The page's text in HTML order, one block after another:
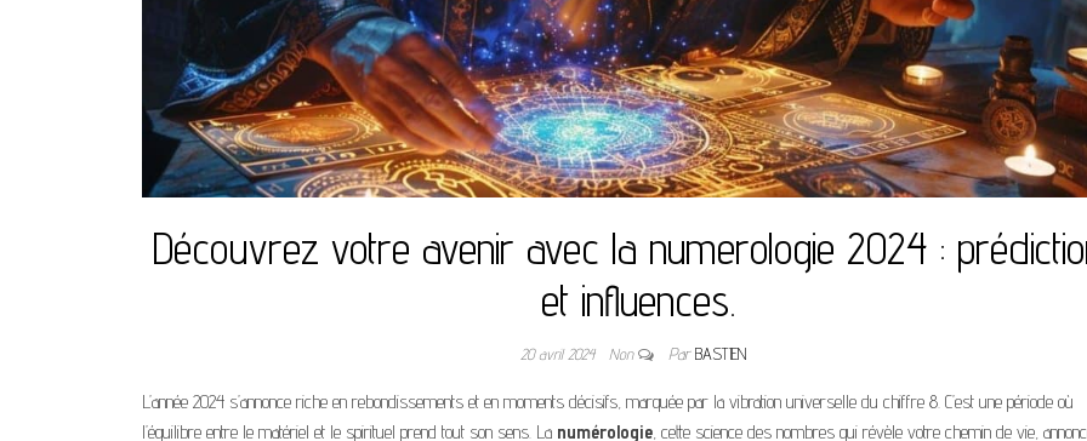
Découvrez votre avenir avec la numerologie 2024 :
et influences.
20 avril 2024 Non ParBASTIEN
L’année 2024 s’annonce riche en rebondissements et en moments décisifs, marquée par la vibration universelle du chiffre 8. C’est une période où
l’équilibre entre le matériel et le spirituel prend tout son sens. La numérologie , cette science des nombres qui révèle votre chemin de vie,